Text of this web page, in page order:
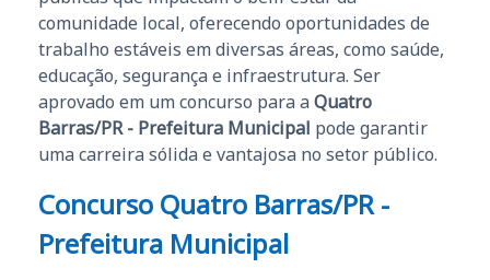
comunidade local, oferecendo oportunidades de
trabalho estáveis em diversas áreas, como saúde,
educação, segurança e infraestrutura. Ser
aprovado em um concurso para a Quatro
Barras/PR - Prefeitura Municipal pode garantir
uma carreira sólida e vantajosa no setor público.
Concurso Quatro Barras/PR -
Prefeitura Municipal